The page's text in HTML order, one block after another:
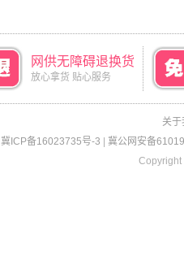
网供无障碍退换货
放心拿货 贴心服务
关于
冀ICP备16023735号-3
冀公网安备